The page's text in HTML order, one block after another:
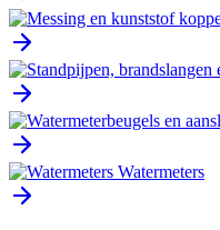
Watermeters